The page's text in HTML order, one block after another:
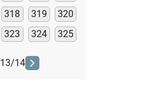
318 319
320
323 324 325
13/14